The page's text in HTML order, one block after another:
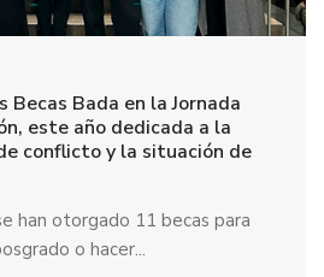
Becas Bada en la Jornada
este año dedicada a la
conflicto y la situación de
han otorgado 11 becas para
o hacer...